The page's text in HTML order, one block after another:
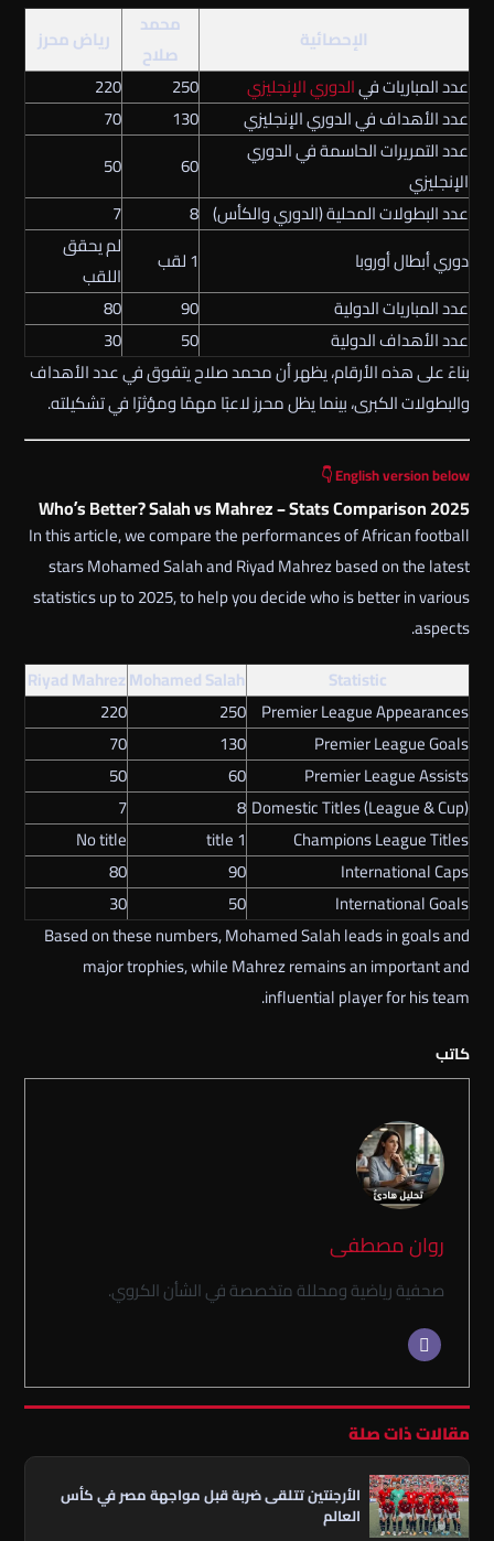
الإحصائية
محمد
صلاح
رياض محرز
عدد المباريات فيالدوري الإنجليزي 250
220
عدد الأهداف في الدوري الإنجليزي
130
70
عدد التمريرات الحاسمة في الدوري
الإنجليزي
60
50
عدد البطولات المحلية (الدوري والكأس) 8
7
دوري أبطال أوروبا
1 لقب
لم يحقق
اللقب
عدد المباريات الدولية
90
80
عدد الأهداف الدولية
50
30
بناءً على هذه الأرقام، يظهر أن محمد صلاح يتفوق في عدد الأهداف
والبطولات الكبرى، بينما يظل محرز لاعبًا مهمًا ومؤثرًا في تشكيلته.
English version below 👇
Who’s Better? Salah vs Mahrez – Stats Comparison 2025
In this article, we compare the performances of African football
stars Mohamed Salah and Riyad Mahrez based on the latest
statistics up to 2025, to help you decide who is better in various
aspects.
Statistic
Mohamed Salah
Riyad Mahrez
Premier League Appearances
250
220
Premier League Goals
130
70
Premier League Assists
60
50
Domestic Titles (League & Cup)
8
7
Champions League Titles
1 title
No title
International Caps
90
80
International Goals
50
30
Based on these numbers, Mohamed Salah leads in goals and
major trophies, while Mahrez remains an important and
influential player for his team.
كاتب
روان مصطفى
صحفية رياضية ومحللة متخصصة في الشأن الكروي.
مقالات ذات صلة
الأرجنتين تتلقى ضربة قبل مواجهة مصر في كأس
العالم